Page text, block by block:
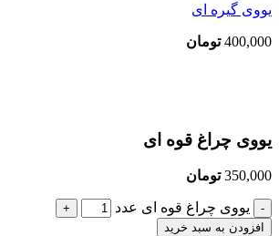
یووی گیره ای
400,000 تومان
یووی چراغ قوه ای
350,000 تومان
یووی چراغ قوه ای عدد
افزودن به سبد خرید